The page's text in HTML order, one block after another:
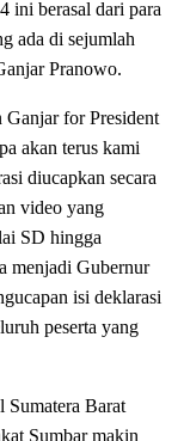
ini berasal dari para
ada di sejumlah
Pranowo.
Ganjar for President
akan terus kami
diucapkan secara
video yang
SD hingga
menjadi Gubernur
isi deklarasi
peserta yang
Sumatera Barat
Sumbar makin